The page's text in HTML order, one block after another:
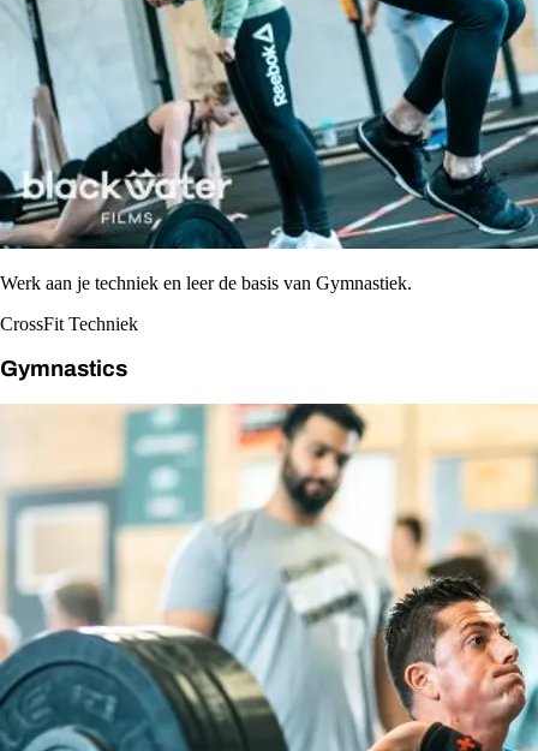
Werk aan je techniek en leer de basis van Gymnastiek.
CrossFit Techniek
Gymnastics